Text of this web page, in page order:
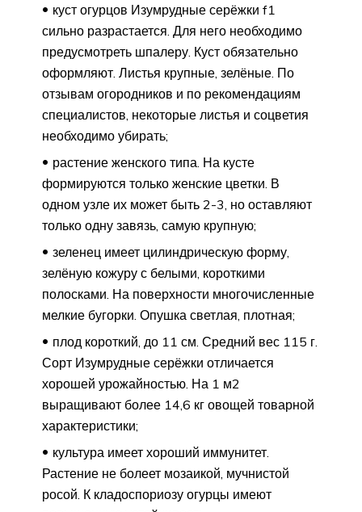
куст огурцов Изумрудные серёжки f1
сильно разрастается. Для него необходимо
предусмотреть шпалеру. Куст обязательно
оформляют. Листья крупные, зелёные. По
отзывам огородников и по рекомендациям
специалистов, некоторые листья и соцветия
необходимо убирать;
растение женского типа. На кусте
формируются только женские цветки. В
одном узле их может быть 2-3, но оставляют
только одну завязь, самую крупную;
зеленец имеет цилиндрическую форму,
зелёную кожуру с белыми, короткими
полосками. На поверхности многочисленные
мелкие бугорки. Опушка светлая, плотная;
плод короткий, до 11 см. Средний вес 115 г.
Сорт Изумрудные серёжки отличается
хорошей урожайностью. На 1 м2
выращивают более 14,6 кг овощей товарной
характеристики;
культура имеет хороший иммунитет.
Растение не болеет мозаикой, мучнистой
росой. К кладоспориозу огурцы имеют